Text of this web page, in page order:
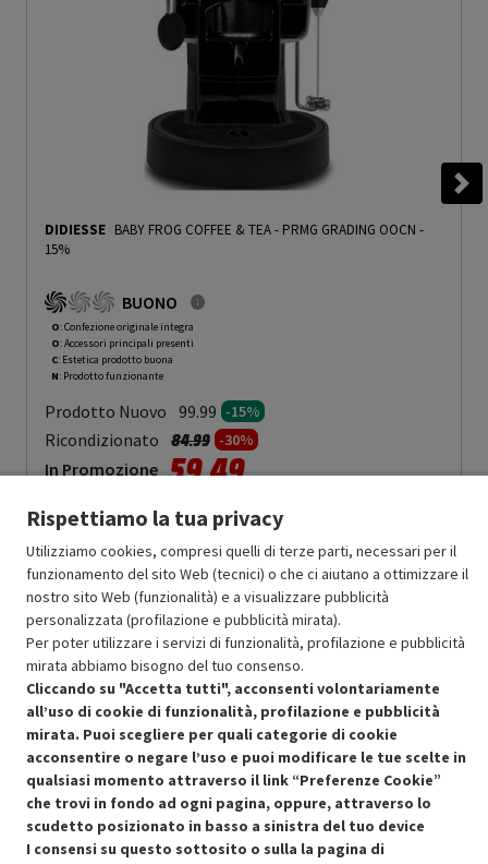
DIDIESSE BABY FROG COFFEE & TEA- PRMG GRADING OOCN -
15%
BUONO
O: Confezione originale integra
O: Accessori principali presenti
C: Estetica prodotto buona
N: Prodotto funzionante
Prodotto Nuovo 99.99 -15%
Ricondizionato Prezzo ridotto da
84.99a-30%
In Promozione 59.49
Aggiungi al carrello
SCONTO RICONDIZIONATI
Approfitta dello sconto del 30% sul prodotto ricondizionato.
Condizioni generali di vendita
Cookie Policy
Recedere dal contratto qui
Rispettiamo la tua privacy
Utilizziamo cookies, compresi quelli di terze parti, necessari per il
funzionamento del sito Web (tecnici) o che ci aiutano a ottimizzare il
nostro sito Web (funzionalità) e a visualizzare pubblicità
personalizzata (profilazione e pubblicità mirata).
Per poter utilizzare i servizi di funzionalità, profilazione e pubblicità
mirata abbiamo bisogno del tuo consenso.
Cliccando su "Accetta tutti", acconsenti volontariamente
all’uso di cookie di funzionalità, profilazione e pubblicità
mirata. Puoi scegliere per quali categorie di cookie
acconsentire o negare l’uso e puoi modificare le tue scelte in
qualsiasi momento attraverso il link “Preferenze Cookie”
che trovi in fondo ad ogni pagina, oppure, attraverso lo
scudetto posizionato in basso a sinistra del tuo device
I consensi su questo sottosito o sulla la pagina di